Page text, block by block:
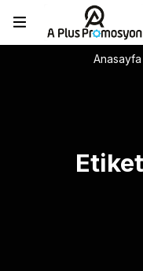
Anasayfa